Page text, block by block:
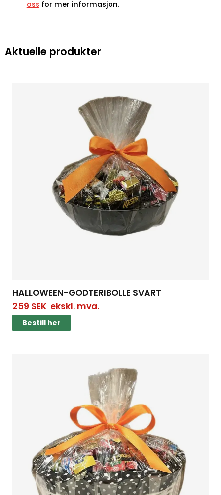
oss for mer informasjon.
Aktuelle produkter
HALLOWEEN-GODTERIBOLLE SVART
259 SEKekskl. mva.
Bestill her